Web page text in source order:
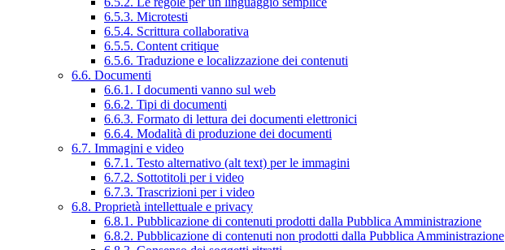
6.5.3. Microtesti
6.5.4. Scrittura collaborativa
6.5.5. Content critique
6.5.6. Traduzione e localizzazione dei contenuti
6.6. Documenti
6.6.1. I documenti vanno sul web
6.6.2. Tipi di documenti
6.6.3. Formato di lettura dei documenti elettronici
6.6.4. Modalità di produzione dei documenti
6.7. Immagini e video
6.7.1. Testo alternativo (alt text) per le immagini
6.7.2. Sottotitoli per i video
6.7.3. Trascrizioni per i video
6.8. Proprietà intellettuale e privacy
6.8.1. Pubblicazione di contenuti prodotti dalla Pubblica Amministrazione
6.8.2. Pubblicazione di contenuti non prodotti dalla Pubblica Amministrazione